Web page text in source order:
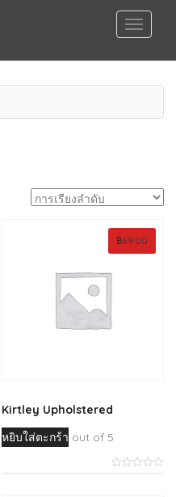
Kirtley Upholstered
฿69.00
หยิบใส่ตะกร้า out of 5